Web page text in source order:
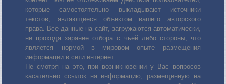
которые самостоятельно выкладывают источники
текстов, являющиеся объектом вашего авторского
права. Все данные на сайт, загружаются автоматически,
не проходя заранее отбора с чьей либо стороны, что
является нормой в мировом опыте размещения
информации в сети интернет.
Не смотря на это, при возникновении у Вас вопросов
касательно ссылок на информацию, размещенную на